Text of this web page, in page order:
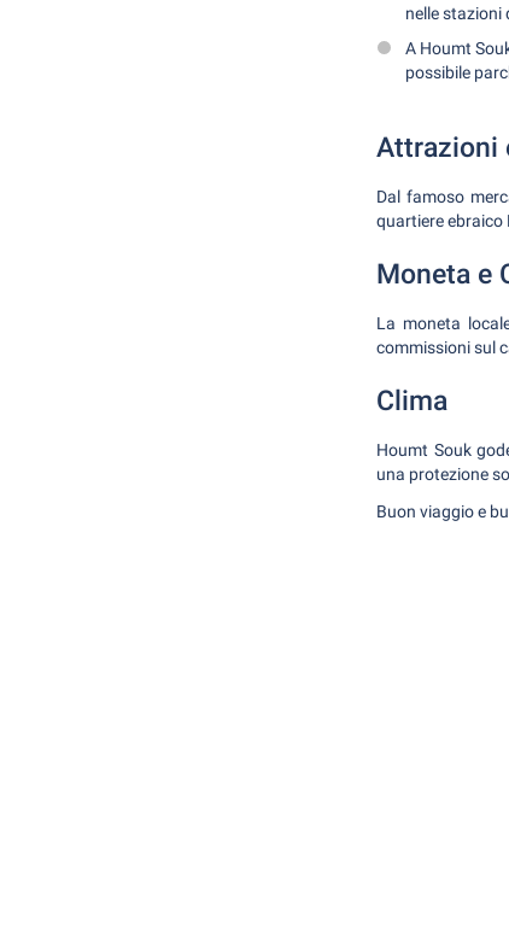
nelle stazioni
A Houmt
possibile
Attrazioni
Dal famoso
quartiere ebraico
Moneta e
La moneta
commissioni sul
Clima
Houmt Souk
una protezione
Buon viaggio e